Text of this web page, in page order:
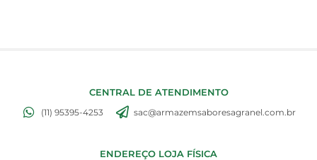
CENTRAL DE ATENDIMENTO
(11) 95395-4253 sac@armazemsaboresagranel.com.br
ENDEREÇO LOJA FÍSICA